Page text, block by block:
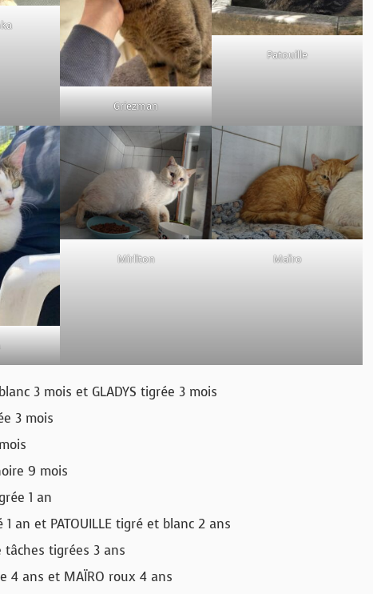
Griezman
Patouille
Mirliton Maïro
3 mois et GLADYS tigrée 3 mois
3 mois
9 mois
1 an
1 an et PATOUILLE tigré et blanc 2 ans
tâches tigrées 3 ans
4 ans et MAÏRO roux 4 ans